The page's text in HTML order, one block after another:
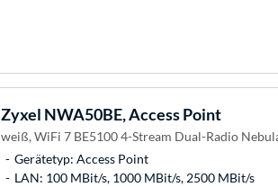
Zyxel NWA50BE, Access Point
weiß, WiFi 7 BE5100 4-Stream Dual-Radio
Gerätetyp: Access Point
LAN: 100 MBit/s, 1000 MBit/s, 2500 MBit/s